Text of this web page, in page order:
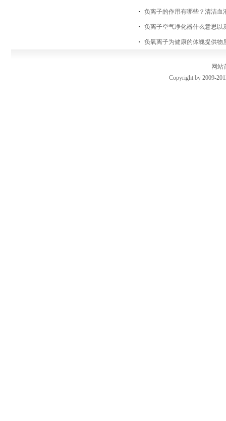
负离子的作用有哪些？清洁血
负离子空气净化器什么意思以
负氧离子为健康的体魄提供物
网站
Copyright by 2009-